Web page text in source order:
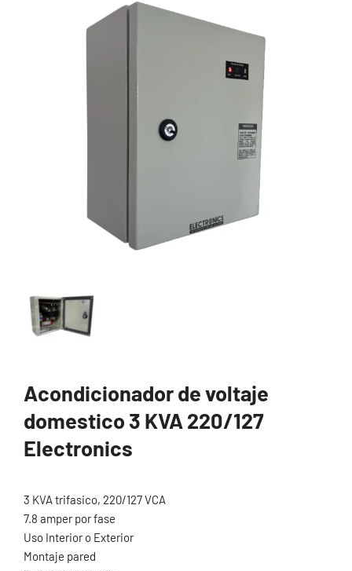
Acondicionador de voltaje
domestico 3 KVA 220/127
Electronics
3 KVA trifasico, 220/127 VCA
7.8 amper por fase
Uso Interior o Exterior
Montaje pared